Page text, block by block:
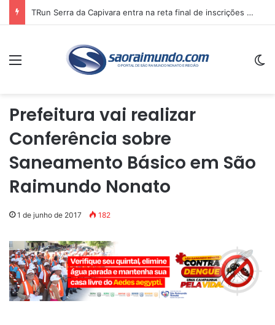
TRun Serra da Capivara entra na reta final de inscrições e deve reunir atletas de vários estados no sul do Piauí
Menu
Prefeitura vai realizar
Conferência sobre
Saneamento Básico em São
Raimundo Nonato
1 de junho de 2017 182